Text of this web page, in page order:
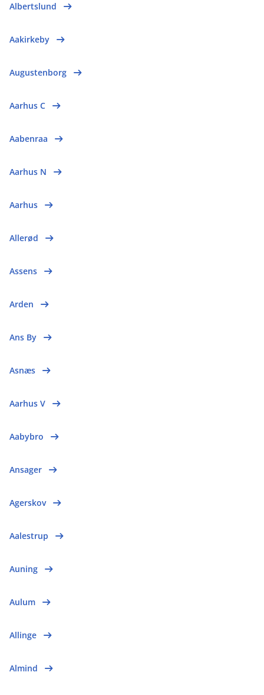
Albertslund
Aakirkeby
Augustenborg
Aarhus C
Aabenraa
Aarhus N
Aarhus
Allerød
Assens
Arden
Ans By
Asnæs
Aarhus V
Aabybro
Ansager
Agerskov
Aalestrup
Auning
Aulum
Allinge
Almind